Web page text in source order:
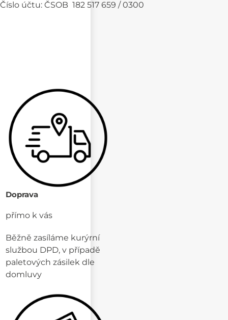
Číslo účtu: ČSOB 182 517 659 / 0300
Doprava
přímo k vás
Běžně zasíláme kurýrní
službou DPD, v případě
paletových zásilek dle
domluvy